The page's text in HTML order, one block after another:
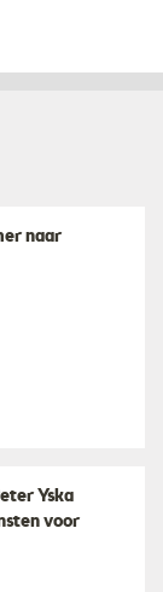
naar
Yska
voor